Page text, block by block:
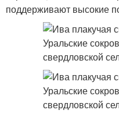
поддерживают высокие